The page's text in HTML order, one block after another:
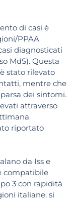
di casi è
PPAA
diagnosticati
MdS). Questa
stato rilevato
mentre che
dei sintomi.
attraverso
riportato
da Iss e
compatibile
3 con rapidità
italiane: si